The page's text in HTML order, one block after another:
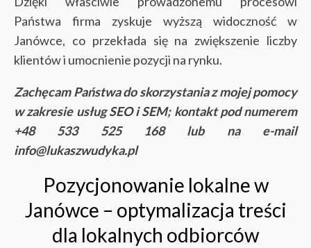
Państwa firma zyskuje wyższą widoczność w
Janówce, co przekłada się na zwiększenie liczby
klientów i umocnienie pozycji na rynku.
Zachęcam Państwa do skorzystania z mojej pomocy
w zakresie usług SEO i SEM; kontakt pod numerem
+48 533 525 168 lub na e-mail
info@lukaszwudyka.pl
Pozycjonowanie lokalne w
Janówce – optymalizacja treści
dla lokalnych odbiorców